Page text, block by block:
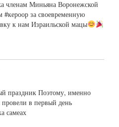
членам Миньяна Воронежской
за своевременную
к нам Израильской мацы
праздник Поэтому, именно
в первый день
самеах